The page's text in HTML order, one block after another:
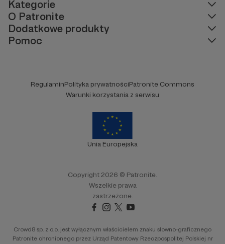
Kategorie
O Patronite
Dodatkowe produkty
Pomoc
RegulaminPolityka prywatnościPatronite Commons
Warunki korzystania z serwisu
Unia Europejska
Copyright 2026 © Patronite.
Wszelkie prawa
zastrzeżone.
Crowd8 sp. z o.o. jest wyłącznym właścicielem znaku słowno-graficznego
Patronite chronionego przez Urząd Patentowy Rzeczpospolitej Polskiej nr